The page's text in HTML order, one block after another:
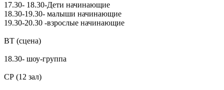
17.30- 18.30-Дети начинающие
18.30-19.30- малыши начинающие
19.30-20.30 -взрослые начинающие
ВТ (сцена)
18.30- шоу-группа
СР (12 зал)